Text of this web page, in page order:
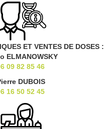
ET VENTES DE DOSES :
ELMANOWSKY
09 82 85 46
DUBOIS
16 50 52 45